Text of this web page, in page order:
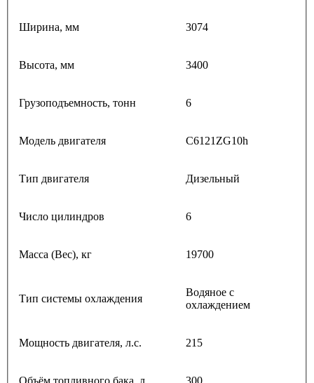
Ширина, мм 3074
Высота, мм 3400
Грузоподъемность, тонн 6
Модель двигателя C6121ZG10h
Тип двигателя Дизельный
Число цилиндров 6
Масса (Вес), кг 19700
Тип системы охлаждения
Водяное с
охлаждением
Мощность двигателя, л.с. 215